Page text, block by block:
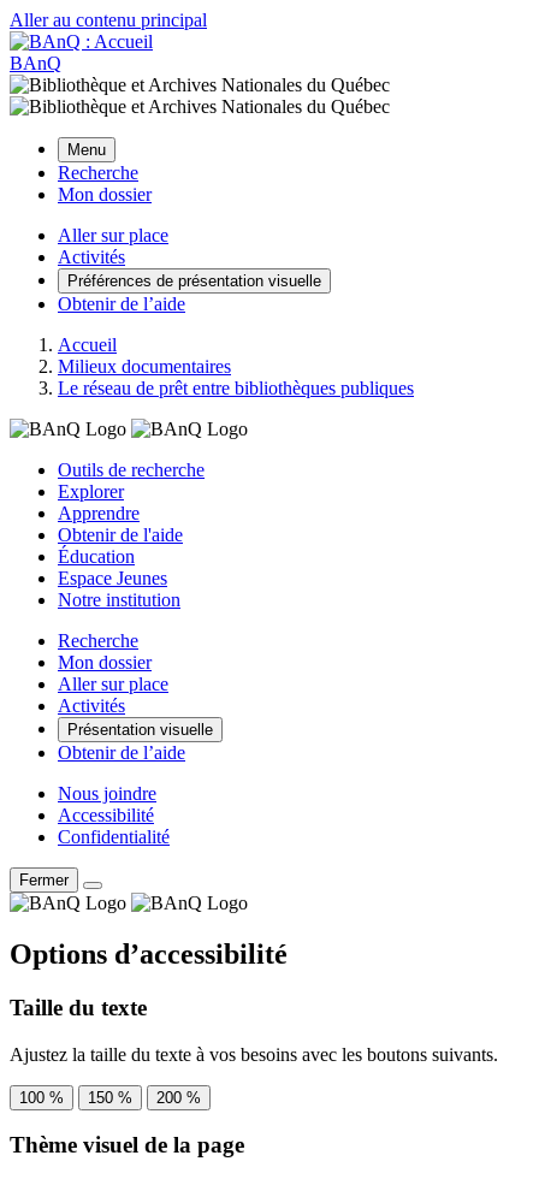
Aller au contenu principal
BAnQ
Menu
Recherche
Mon dossier
Aller sur place
Activités
Préférences de présentation visuelle
Obtenir de l’aide
Accueil
Milieux documentaires
Le réseau de prêt entre bibliothèques publiques
Outils de recherche
Explorer
Apprendre
Obtenir de l'aide
Éducation
Espace Jeunes
Notre institution
Recherche
Mon dossier
Aller sur place
Activités
Présentation visuelle
Obtenir de l’aide
Nous joindre
Accessibilité
Confidentialité
Fermer
Options d’accessibilité
Taille du texte
Ajustez la taille du texte à vos besoins avec les boutons suivants.
100 % 150 % 200 %
Thème visuel de la page